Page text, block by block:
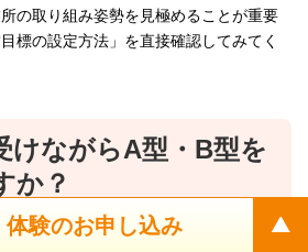
の取り組み姿勢を見極めることが重要
標の設定方法」を直接確認してみてく
けながらA型・B型を
か？
金の水準によって障害年金の額が変わ
体験のお申し込み